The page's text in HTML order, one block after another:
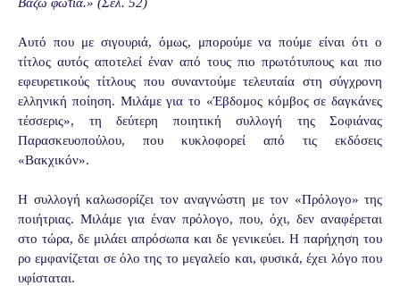
Αυτό που με σιγουριά, όμως, μπορούμε να πούμε είναι ότι ο
τίτλος αυτός αποτελεί έναν από τους πιο πρωτότυπους και πιο
εφευρετικούς τίτλους που συναντούμε τελευταία στη σύγχρονη
ελληνική ποίηση. Μιλάμε για το «Έβδομος κόμβος σε δαγκάνες
τέσσερις», τη δεύτερη ποιητική συλλογή της Σοφιάνας
Παρασκευοπούλου, που κυκλοφορεί από τις εκδόσεις
«Βακχικόν».
Η συλλογή καλωσορίζει τον αναγνώστη με τον «Πρόλογο» της
ποιήτριας. Μιλάμε για έναν πρόλογο, που, όχι, δεν αναφέρεται
στο τώρα, δε μιλάει απρόσωπα και δε γενικεύει. Η παρήχηση του
ρο εμφανίζεται σε όλο της το μεγαλείο και, φυσικά, έχει λόγο που
υφίσταται.